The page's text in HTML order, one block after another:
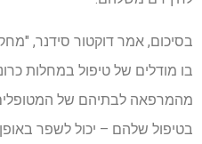
בסיכום, אמר דוקטור סידנר,
בו מודלים של טיפול במחלות
מהמרפאה לבתיהם של
בטיפול שלהם – יכול לשפר